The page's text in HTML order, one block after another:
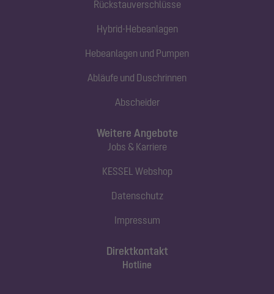
Rückstauverschlüsse
Hybrid-Hebeanlagen
Hebeanlagen und Pumpen
Abläufe und Duschrinnen
Abscheider
Direktkontakt
Hotline
Weitere Angebote
Jobs & Karriere
KESSEL Webshop
Datenschutz
Impressum